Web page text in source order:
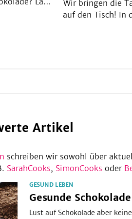
Wir bringen die
auf den Tisch! In
Artikel
schreiben wir sowohl über
SarahCooks, SimonCooks oder
GESUND LEBEN
Gesunde
Lust auf Schokolade aber